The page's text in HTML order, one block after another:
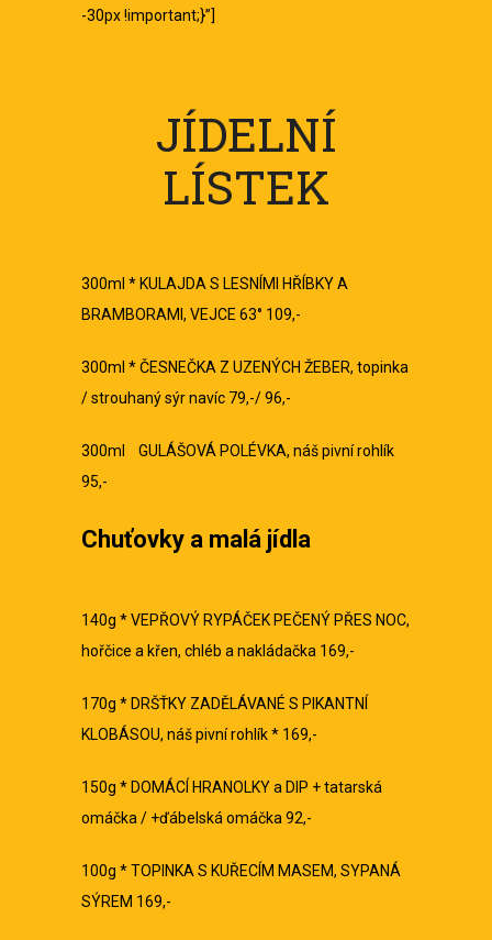
-30px !important;}”]
JÍDELNÍ
LÍSTEK
300ml * KULAJDA S LESNÍMI HŘÍBKY A
BRAMBORAMI, VEJCE 63° 109,-
300ml * ČESNEČKA Z UZENÝCH ŽEBER, topinka
/ strouhaný sýr navíc 79,-/ 96,-
300ml GULÁŠOVÁ POLÉVKA, náš pivní rohlík
95,-
Chuťovky a malá jídla
140g * VEPŘOVÝ RYPÁČEK PEČENÝ PŘES NOC,
hořčice a křen, chléb a nakládačka 169,-
170g * DRŠŤKY ZADĚLÁVANÉ S PIKANTNÍ
KLOBÁSOU, náš pivní rohlík * 169,-
150g * DOMÁCÍ HRANOLKY a DIP + tatarská
omáčka / +ďábelská omáčka 92,-
100g * TOPINKA S KUŘECÍM MASEM, SYPANÁ
SÝREM 169,-